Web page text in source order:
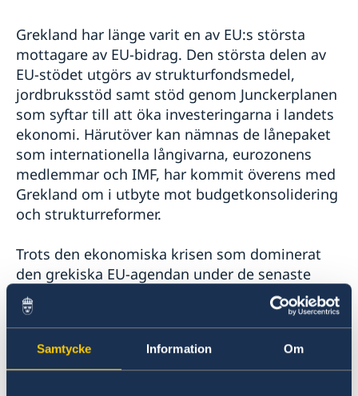
Samtycke Information Om
Grekland har länge varit en av EU:s största
mottagare av EU-bidrag. Den största delen av
EU-stödet utgörs av strukturfondsmedel,
jordbruksstöd samt stöd genom Junckerplanen
som syftar till att öka investeringarna i landets
ekonomi. Härutöver kan nämnas de lånepaket
som internationella långivarna, eurozonens
medlemmar och IMF, har kommit överens med
Grekland om i utbyte mot budgetkonsolidering
och strukturreformer.
Trots den ekonomiska krisen som dominerat
den grekiska EU-agendan under de senaste
åren stöder Grekland oftast förslag till EU:s
fortsatta fördjupning, men söker samtidigt
värna om små länders röststyrka. Landet är
aktivt i EU framförallt i frågor som gäller det
egna geografiska närområdet, migration- och